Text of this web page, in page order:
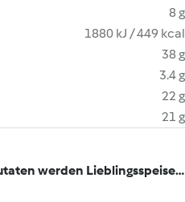
8 g
1880 kJ / 449 kcal
38 g
3.4 g
22 g
21 g
Aus einfachen Zutaten werden Lieblingsspeisen!